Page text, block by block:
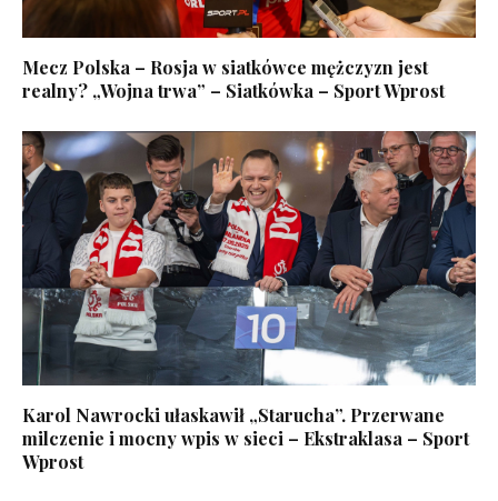
Mecz Polska – Rosja w siatkówce mężczyzn jest
realny? „Wojna trwa” – Siatkówka – Sport Wprost
Karol Nawrocki ułaskawił „Starucha”. Przerwane
milczenie i mocny wpis w sieci – Ekstraklasa – Sport
Wprost